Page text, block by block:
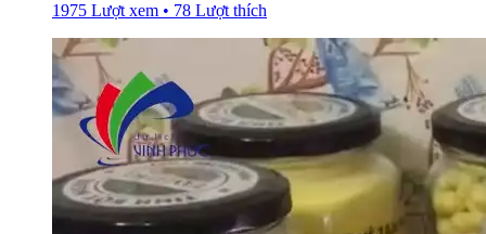
1975 Lượt xem • 78 Lượt thích